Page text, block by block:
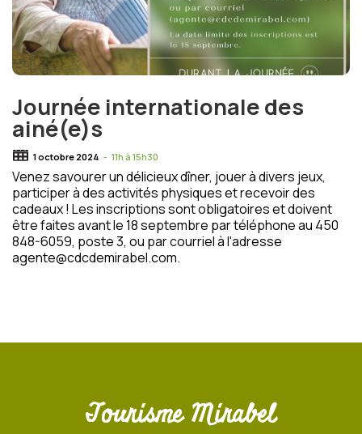
Journée internationale des
ainé(e)s
1 octobre 2024 - 11h à 15h30
Venez savourer un délicieux dîner, jouer à divers jeux,
participer à des activités physiques et recevoir des
cadeaux ! Les inscriptions sont obligatoires et doivent
être faites avant le 18 septembre par téléphone au 450
848-6059, poste 3, ou par courriel à l'adresse
agente@cdcdemirabel.com.
Tourisme Mirabel